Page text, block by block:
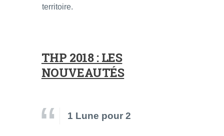
territoire.
THP 2018 : LES
NOUVEAUTÉS
1 Lune pour 2